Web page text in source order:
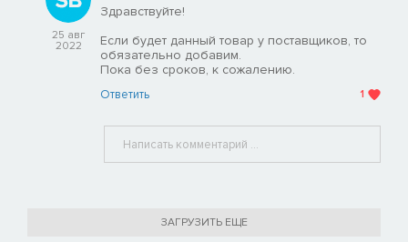
25 авг
2022
Здравствуйте!
Если будет данный товар у поставщиков, то
обязательно добавим.
Пока без сроков, к сожалению.
Ответить 1
ЗАГРУЗИТЬ ЕЩЕ